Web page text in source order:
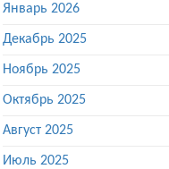
Январь 2026
Декабрь 2025
Ноябрь 2025
Октябрь 2025
Август 2025
Июль 2025